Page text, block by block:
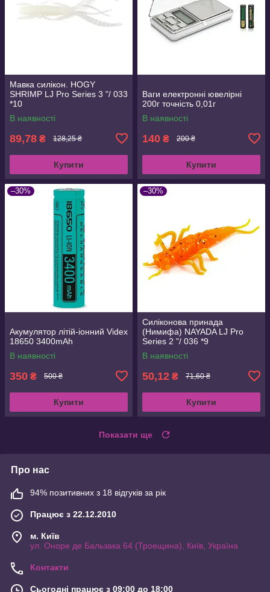
Мавка силікон. HOGY
SHRIMP LJ Pro Series 3 "/ 033
*10
В наявності
89,78 ₴ 128,25 ₴
Купити
Ваги електронні ювелірні
200г точність 0,01г
В наявності
140 ₴ 200 ₴
Купити
–30%
Акумулятор літій-іонний Videx
18650 3400mAh
В наявності
350 ₴ 500 ₴
Купити
–30%
Силіконова принада
(Нимифа) NAYADA LJ Pro
Series 2 "/ 036 *9
В наявності
50,12 ₴ 71,60 ₴
Купити
Показати ще
Про нас
94% позитивних з 18 відгуків за рік
Працює з 22.12.2010
м. Київ
ул. Оноре де Бальзака 64 (Троещина), Київ, Україна
Контакти
Сьогодні працює з 09:00 до 18:00